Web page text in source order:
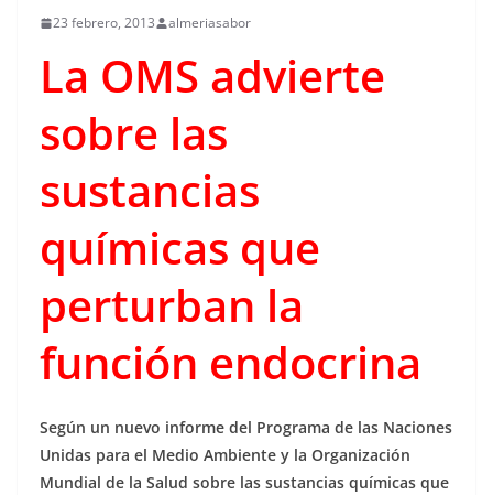
23 febrero, 2013 almeriasabor
La OMS advierte
sobre las
sustancias
químicas que
perturban la
función endocrina
Según un nuevo informe del Programa de las Naciones
Unidas para el Medio Ambiente y la Organización
Mundial de la Salud sobre las sustancias químicas que